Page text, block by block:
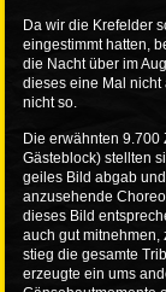
Da wir die Krefelder
eingestimmt hatten,
die Nacht über im
dieses eine Mal
nicht so.
Die erwähnten
Gästeblock) stellten
geiles Bild abgab
anzusehende
dieses Bild
auch gut mitnehmen,
stieg die gesamte
erzeugte ein ums